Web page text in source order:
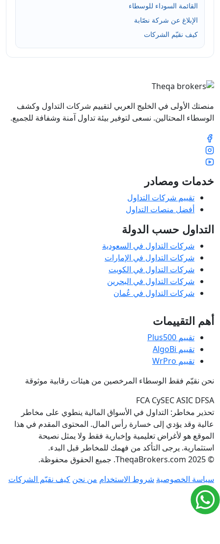
القائمة السوداء للوسطاء
الإبلاغ عن شركة نصّابة
كيف نقيّم الشركات
منصتك الأولى في الخليج العربي لتقييم شركات التداول وكشف
الوسطاء المحتالين. نسعى لتوفير بيئة تداول آمنة وشفافة للجميع.
خدمات ومصادر
تقييم شركات التداول
أفضل منصات التداول
التداول حسب الدولة
شركات التداول في السعودية
شركات التداول في الإمارات
شركات التداول في الكويت
شركات التداول في البحرين
شركات التداول في عُمان
أهم التقييمات
تقييم Plus500
تقييم AlgoBi
تقييم WrPro
نحن نقيّم فقط الوسطاء المرخصين من هيئات رقابية موثوقة
FCACySECASIC DFSA
تحذير مخاطر:التداول في الأسواق المالية ينطوي على مخاطر
عالية وقد يؤدي إلى خسارة رأس المال. المحتوى المقدم في هذا
الموقع هو لأغراض تعليمية وإخبارية فقط ولا يمثل نصيحة
استثمارية. يرجى التأكد من فهمك للمخاطر قبل البدء.
© 2025 TheqaBrokers.com. جميع الحقوق محفوظة.
سياسة الخصوصيةشروط الاستخداممن نحن كيف نقيّم الشركات